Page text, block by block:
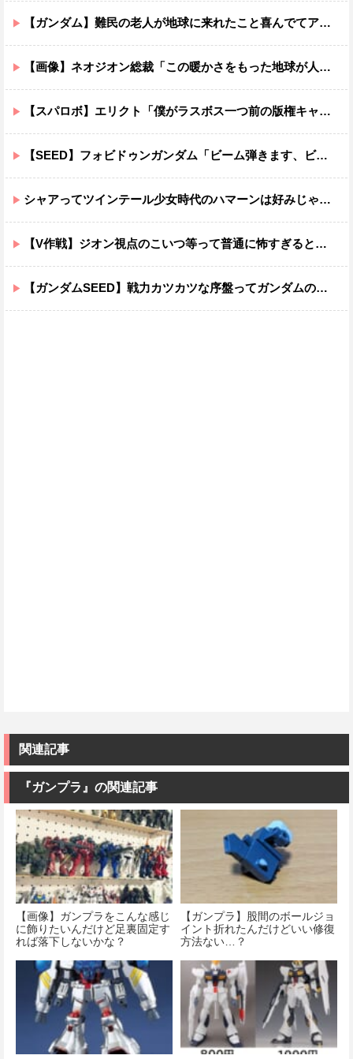
【ガンダム】難民の老人が地球に来れたこと喜んでてアレ？連邦もやってることヤバくない？ってなる
【画像】ネオジオン総裁「この暖かさをもった地球が人間さえ破壊するんだ（汗だく）」
【スパロボ】エリクト「僕がラスボス一つ前の版権キャラ最後の敵ってちょっと荷が重すぎない？」
【SEED】フォビドゥンガンダム「ビーム弾きます、ビーム曲げられます、空飛びます」←二世代目でこれ出来るのおかしいだろ
シャアってツインテール少女時代のハマーンは好みじゃなかったの？
【V作戦】ジオン視点のこいつ等って普通に怖すぎると思う…
【ガンダムSEED】戦力カツカツな序盤ってガンダムの中だと割と珍しい気がする
関連記事
『ガンプラ』の関連記事
【画像】ガンプラをこんな感じ
に飾りたいんだけど足裏固定す
れば落下しないかな？
【ガンプラ】股間のボールジョ
イント折れたんだけどいい修復
方法ない…？